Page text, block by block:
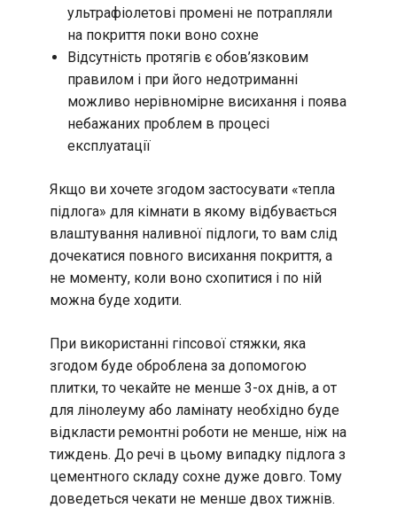
ультрафіолетові промені не потрапляли
на покриття поки воно сохне
Відсутність протягів є обов’язковим
правилом і при його недотриманні
можливо нерівномірне висихання і поява
небажаних проблем в процесі
експлуатації
Якщо ви хочете згодом застосувати «тепла
підлога» для кімнати в якому відбувається
влаштування наливної підлоги, то вам слід
дочекатися повного висихання покриття, а
не моменту, коли воно схопитися і по ній
можна буде ходити.
При використанні гіпсової стяжки, яка
згодом буде оброблена за допомогою
плитки, то чекайте не менше 3-ох днів, а от
для лінолеуму або ламінату необхідно буде
відкласти ремонтні роботи не менше, ніж на
тиждень. До речі в цьому випадку підлога з
цементного складу сохне дуже довго. Тому
доведеться чекати не менше двох тижнів.